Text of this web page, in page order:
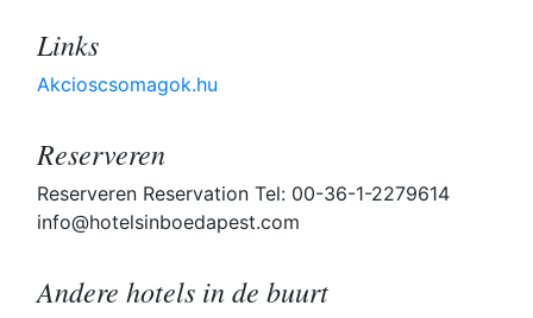
Links
Akcioscsomagok.hu
Reserveren
Reserveren Reservation Tel: 00-36-1-2279614
info@hotelsinboedapest.com
Andere hotels in de buurt